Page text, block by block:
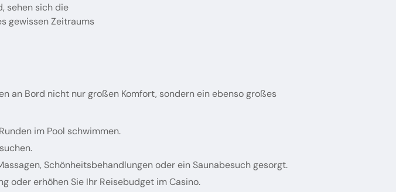
sehen sich die
gewissen Zeitraums
an Bord nicht nur großen Komfort, sondern ein ebenso großes
im Pool schwimmen.
Schönheitsbehandlungen oder ein Saunabesuch gesorgt.
oder erhöhen Sie Ihr Reisebudget im Casino.